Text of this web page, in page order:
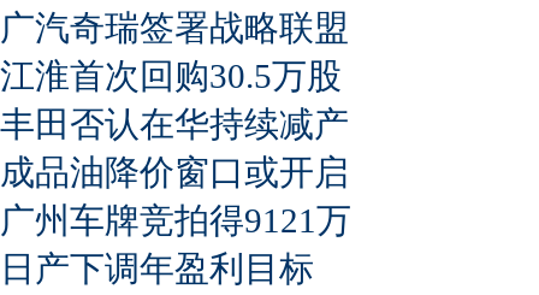
广汽奇瑞签署战略联盟
江淮首次回购30.5万股
丰田否认在华持续减产
成品油降价窗口或开启
广州车牌竞拍得9121万
日产下调年盈利目标